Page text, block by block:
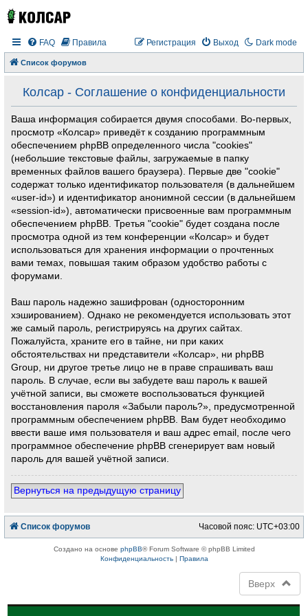
Dark mode
FAQ Правила Выход
Регистрация
Список форумов
Колсар - Соглашение о конфиденциальности
Ваша информация собирается двумя способами. Во-первых,
просмотр «Колсар» приведёт к созданию программным
обеспечением phpBB определенного числа "cookies"
(небольшие текстовые файлы, загружаемые в папку
временных файлов вашего браузера). Первые две "cookie"
содержат только идентификатор пользователя (в дальнейшем
«user-id») и идентификатор анонимной сессии (в дальнейшем
«session-id»), автоматически присвоенные вам программным
обеспечением phpBB. Третья "cookie" будет создана после
просмотра одной из тем конференции «Колсар» и будет
использоваться для хранения информации о прочтенных
вами темах, повышая таким образом удобство работы с
форумами.
Ваш пароль надежно зашифрован (односторонним
хэшированием). Однако не рекомендуется использовать этот
же самый пароль, регистрируясь на других сайтах.
Пожалуйста, храните его в тайне, ни при каких
обстоятельствах ни представители «Колсар», ни phpBB
Group, ни другое третье лицо не в праве спрашивать ваш
пароль. В случае, если вы забудете ваш пароль к вашей
учётной записи, вы сможете воспользоваться функцией
восстановления пароля «Забыли пароль?», предусмотренной
программным обеспечением phpBB. Вам будет необходимо
ввести ваше имя пользователя и ваш адрес email, после чего
программное обеспечение phpBB сгенерирует вам новый
пароль для вашей учётной записи.
Вернуться на предыдущую страницу
Список форумов Часовой пояс: UTC+03:00
Создано на основе phpBB® Forum Software © phpBB Limited
Конфиденциальность| Правила
Вверх